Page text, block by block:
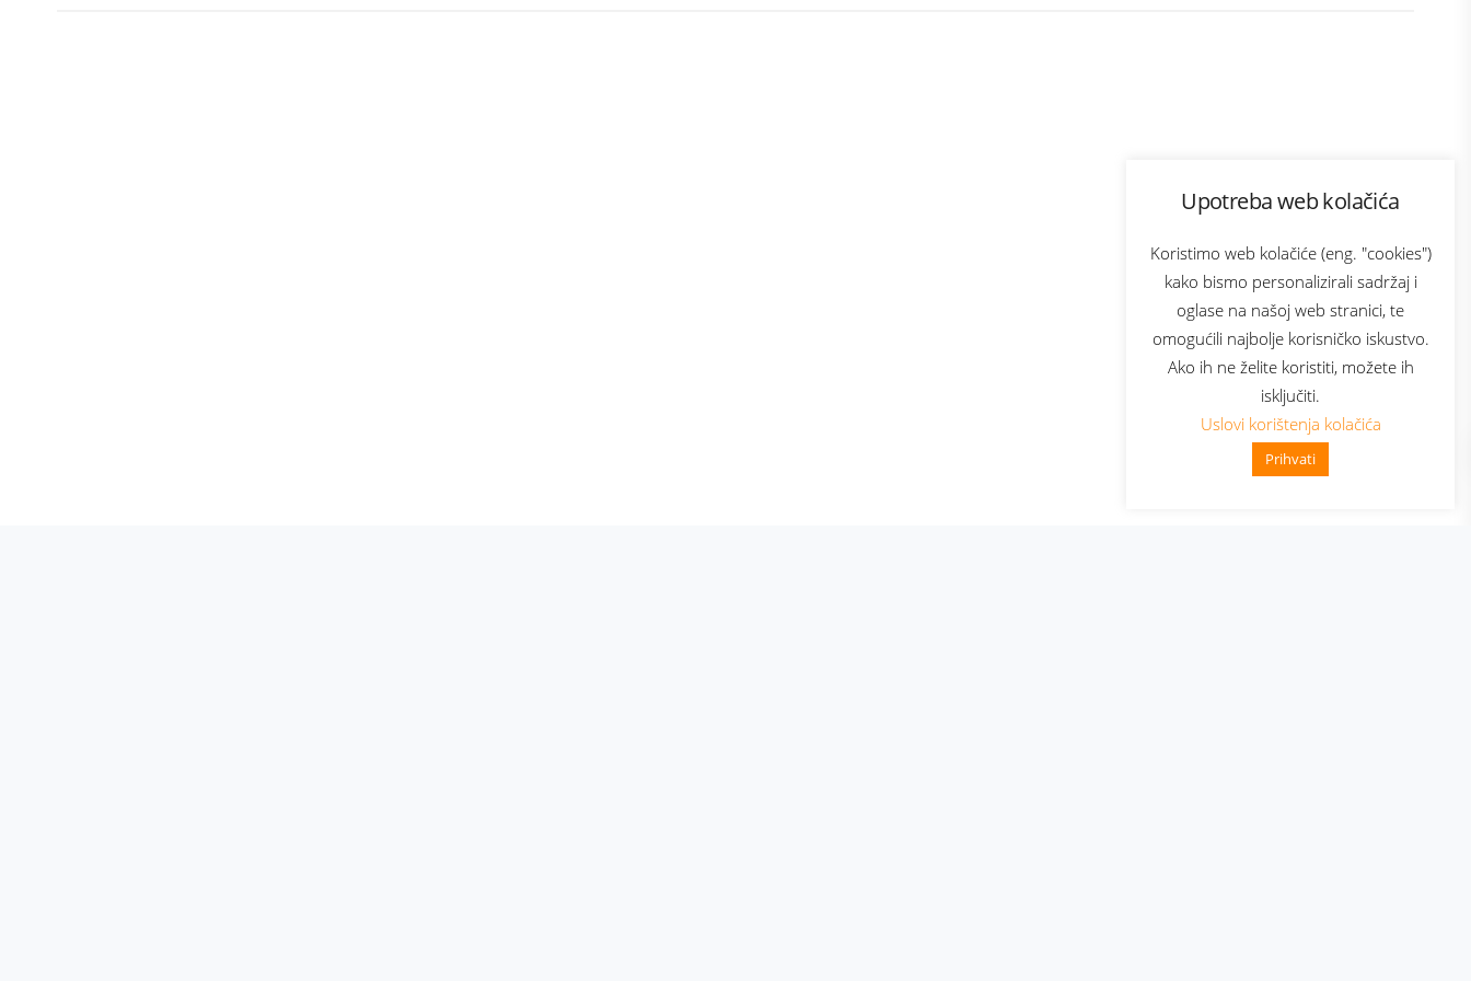
Upotreba web kolačića
Koristimo web kolačiće (eng. "cookies")
kako bismo personalizirali sadržaj i
oglase na našoj web stranici, te
omogućili najbolje korisničko iskustvo.
Ako ih ne želite koristiti, možete ih
isključiti.
Uslovi korištenja kolačića
Prihvati
👋 Zdravo, kako mogu pomoći?
Bonus plus
Prijava za newsletter